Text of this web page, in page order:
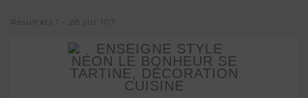
Résultats 1 - 28 sur 107.